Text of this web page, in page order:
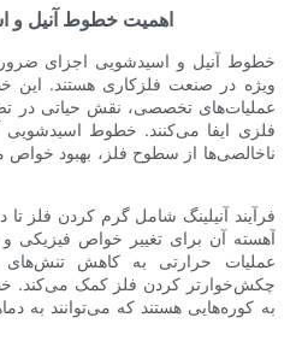
- اهمیت خطوط آنیل و
خطوط آنیل و اسیدشویی اجزای
ویژه در صنعت فلزکاری هستند.
عملیات‌های تخصصی، نقش حیاتی در
فلزی ایفا می‌کنند. خطوط
ناخالصی‌ها از سطوح فلز، بهبود خواص
فرآیند آنیلینگ شامل گرم کردن
آهسته آن برای تغییر خواص فیزیکی
عملیات حرارتی به کاهش تنش‌های
چکش‌خوارتر کردن فلز کمک می‌کند.
به کوره‌هایی هستند که می‌توانند به